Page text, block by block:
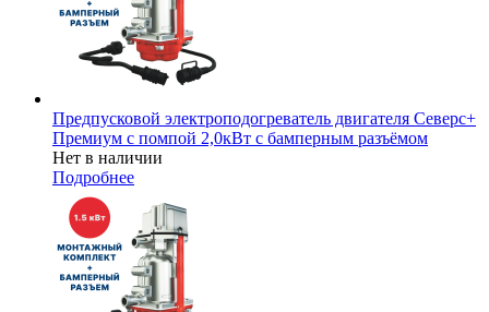
Предпусковой электроподогреватель двигателя Северс+
Премиум с помпой 2,0кВт с бамперным разъёмом
Нет в наличии
Подробнее